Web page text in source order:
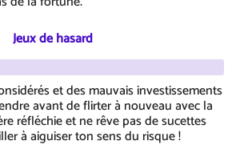
Jeux de hasard
et des mauvais investissements
avant de flirter à nouveau avec la
réfléchie et ne rêve pas de sucettes
à aiguiser ton sens du risque !